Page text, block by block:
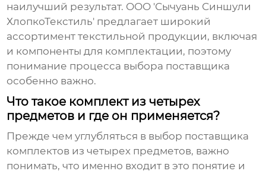
наилучший результат. ООО 'Сычуань Синшули
ХлопкоТекстиль' предлагает широкий
ассортимент текстильной продукции, включая
и компоненты для комплектации, поэтому
понимание процесса выбора поставщика
особенно важно.
Что такое комплект из четырех
предметов и где он применяется?
Прежде чем углубляться в выбор поставщика
комплектов из четырех предметов, важно
понимать, что именно входит в это понятие и